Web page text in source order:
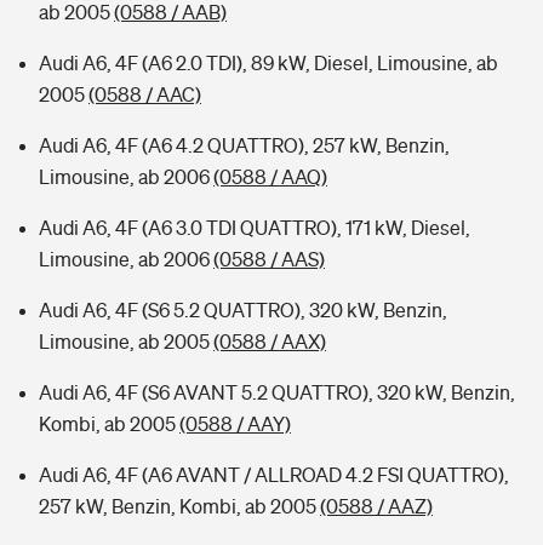
ab 2005(0588 / AAB)
Audi A6, 4F (A6 2.0 TDI), 89 kW, Diesel, Limousine, ab
2005(0588 / AAC)
Audi A6, 4F (A6 4.2 QUATTRO), 257 kW, Benzin,
Limousine, ab 2006(0588 / AAQ)
Audi A6, 4F (A6 3.0 TDI QUATTRO), 171 kW, Diesel,
Limousine, ab 2006(0588 / AAS)
Audi A6, 4F (S6 5.2 QUATTRO), 320 kW, Benzin,
Limousine, ab 2005(0588 / AAX)
Audi A6, 4F (S6 AVANT 5.2 QUATTRO), 320 kW, Benzin,
Kombi, ab 2005(0588 / AAY)
Audi A6, 4F (A6 AVANT / ALLROAD 4.2 FSI QUATTRO),
257 kW, Benzin, Kombi, ab 2005(0588 / AAZ)